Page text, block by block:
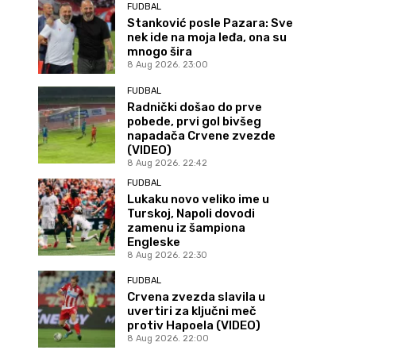
FUDBAL
Stanković posle Pazara: Sve
nek ide na moja leđa, ona su
mnogo šira
8 Aug 2026. 23:00
FUDBAL
Radnički došao do prve
pobede, prvi gol bivšeg
napadača Crvene zvezde
(VIDEO)
8 Aug 2026. 22:42
FUDBAL
Lukaku novo veliko ime u
Turskoj, Napoli dovodi
zamenu iz šampiona
Engleske
8 Aug 2026. 22:30
FUDBAL
Crvena zvezda slavila u
uvertiri za ključni meč
protiv Hapoela (VIDEO)
8 Aug 2026. 22:00